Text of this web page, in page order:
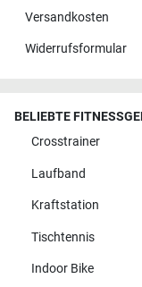
Versandkosten
Widerrufsformular
BELIEBTE
Crosstrainer
Laufband
Kraftstation
Tischtennis
Indoor Bike